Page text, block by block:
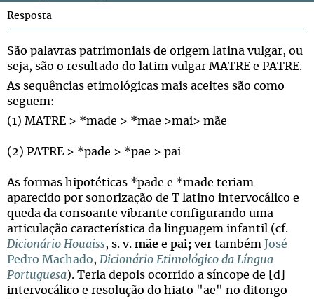
Resposta
São palavras patrimoniais de origem latina vulgar, ou
seja, são o resultado do latim vulgar MATRE e PATRE.
As sequências etimológicas mais aceites são como
seguem:
(1) MATRE > *made > *mae >mai> mãe
(2) PATRE > *pade > *pae > pai
As formas hipotéticas *pade e *made teriam
aparecido por sonorização de T latino intervocálico e
queda da consoante vibrante configurando uma
articulação característica da linguagem infantil (cf.
Dicionário Houaiss, s. v. mãe e pai; ver também José
Pedro Machado, Dicionário Etimológico da Língua
Portuguesa). Teria depois ocorrido a síncope de [d]
intervocálico e resolução do hiato "ae" no ditongo